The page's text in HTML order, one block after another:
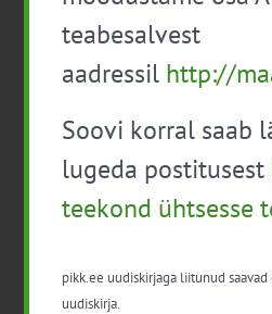
Mida näitavad
Arhiiv
teabesalvest
aadressil http://
Soovi korral saab
lugeda postitusest
teekond ühtsesse
pikk.ee uudiskirjaga liitunud
uudiskirja.